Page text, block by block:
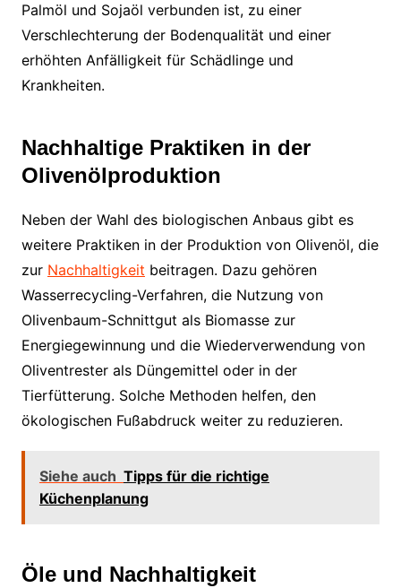
Palmöl und Sojaöl verbunden ist, zu einer
Verschlechterung der Bodenqualität und einer
erhöhten Anfälligkeit für Schädlinge und
Krankheiten.
Nachhaltige Praktiken in der
Olivenölproduktion
Neben der Wahl des biologischen Anbaus gibt es
weitere Praktiken in der Produktion von Olivenöl, die
zur Nachhaltigkeit beitragen. Dazu gehören
Wasserrecycling-Verfahren, die Nutzung von
Olivenbaum-Schnittgut als Biomasse zur
Energiegewinnung und die Wiederverwendung von
Oliventrester als Düngemittel oder in der
Tierfütterung. Solche Methoden helfen, den
ökologischen Fußabdruck weiter zu reduzieren.
Siehe auch Tipps für die richtige
Küchenplanung
Öle und Nachhaltigkeit